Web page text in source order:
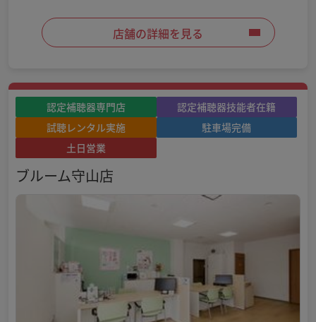
店舗の詳細を見る
認定補聴器専門店
認定補聴器技能者在籍
試聴レンタル実施
駐車場完備
土日営業
ブルーム守山店